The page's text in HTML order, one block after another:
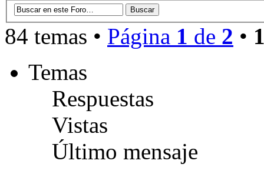
84 temas • Página 1 de 2 •
Temas
Respuestas
Vistas
Último mensaje